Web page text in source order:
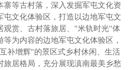
寨等古村落，深入发掘军屯文化资
屯文化体验区，打造以边地军屯文
观赏、古村落旅居、"米轨时光"体
为内容的边地军屯文化体验区，
补增辉"的景区式乡村休闲、生活
旅居格局，充分展现滇南最美乡愁